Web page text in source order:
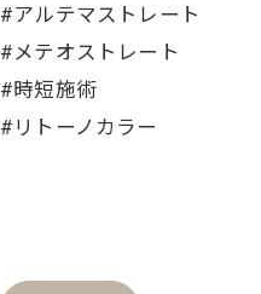
#アルテマストレート
#メテオストレート
#時短施術
#リトーノカラー